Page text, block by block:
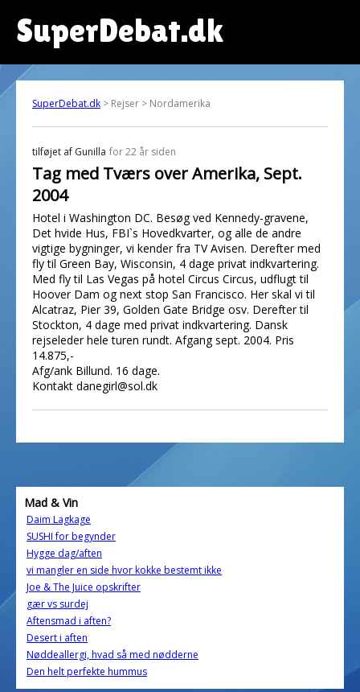
SuperDebat.dk
SuperDebat.dk > Rejser > Nordamerika
tilføjet af Gunilla for 22 år siden
Tag med Tværs over Amerika, Sept.
2004
Hotel i Washington DC. Besøg ved Kennedy-gravene,
Det hvide Hus, FBI`s Hovedkvarter, og alle de andre
vigtige bygninger, vi kender fra TV Avisen. Derefter med
fly til Green Bay, Wisconsin, 4 dage privat indkvartering.
Med fly til Las Vegas på hotel Circus Circus, udflugt til
Hoover Dam og next stop San Francisco. Her skal vi til
Alcatraz, Pier 39, Golden Gate Bridge osv. Derefter til
Stockton, 4 dage med privat indkvartering. Dansk
rejseleder hele turen rundt. Afgang sept. 2004. Pris
14.875,-
Afg/ank Billund. 16 dage.
Kontakt danegirl@sol.dk
Mad & Vin
Daim Lagkage
SUSHI for begynder
Hygge dag/aften
vi mangler en side hvor kokke bestemt ikke
Joe & The Juice opskrifter
gær vs surdej
Aftensmad i aften?
Desert i aften
Nøddeallergi, hvad så med nødderne
Den helt perfekte hummus